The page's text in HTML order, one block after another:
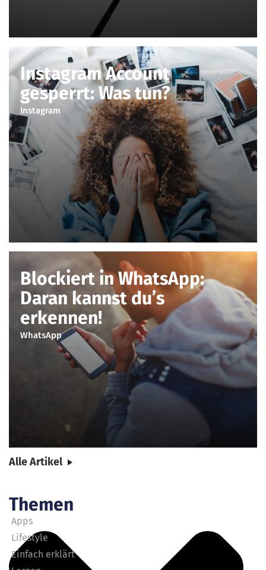
Instagram Account
gesperrt: Was tun?
Instagram
Blockiert in WhatsApp:
Daran kannst du’s
erkennen!
WhatsApp
Alle Artikel
Themen
Apps
Lifestyle
Einfach erklärt